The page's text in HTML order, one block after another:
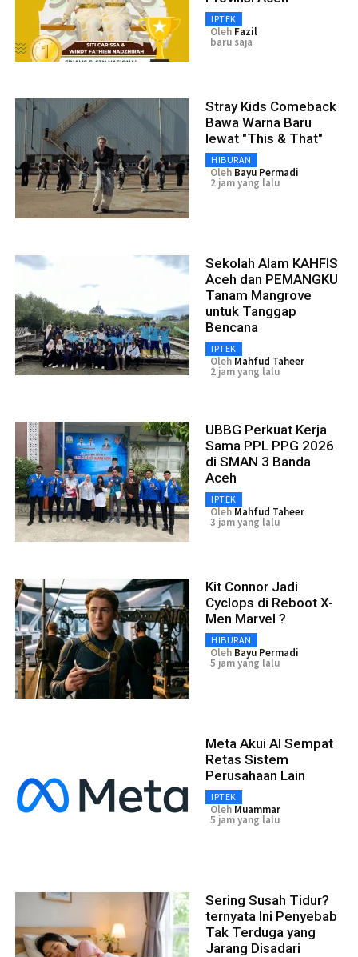
IPTEK
Oleh Fazil
baru saja
Stray Kids Comeback
Bawa Warna Baru
lewat "This & That"
HIBURAN
Oleh Bayu Permadi
2 jam yang lalu
Sekolah Alam KAHFIS
Aceh dan PEMANGKU
Tanam Mangrove
untuk Tanggap
Bencana
IPTEK
Oleh Mahfud Taheer
2 jam yang lalu
UBBG Perkuat Kerja
Sama PPL PPG 2026
di SMAN 3 Banda
Aceh
IPTEK
Oleh Mahfud Taheer
3 jam yang lalu
Kit Connor Jadi
Cyclops di Reboot X-
Men Marvel ?
HIBURAN
Oleh Bayu Permadi
5 jam yang lalu
Meta Akui AI Sempat
Retas Sistem
Perusahaan Lain
IPTEK
Oleh Muammar
5 jam yang lalu
Sering Susah Tidur?
ternyata Ini Penyebab
Tak Terduga yang
Jarang Disadari